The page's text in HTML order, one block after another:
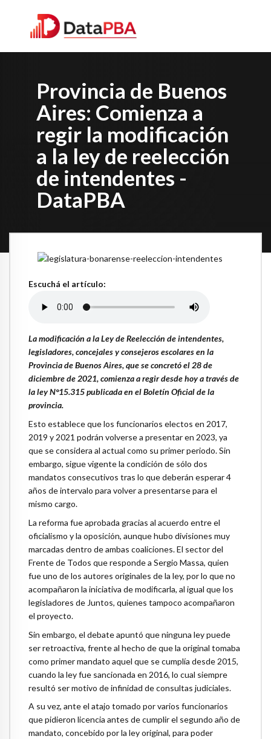
Provincia de Buenos
Aires: Comienza a
regir la modificación
a la ley de reelección
de intendentes -
DataPBA
Escuchá el artículo:
La modificación a la Ley de Reelección de intendentes,
legisladores, concejales y consejeros escolares en la
Provincia de Buenos Aires, que se concretó el 28 de
diciembre de 2021, comienza a regir desde hoy a través de
la ley N°15.315 publicada en el Boletín Oficial de la
provincia.
Esto establece que los funcionarios electos en 2017,
2019 y 2021 podrán volverse a presentar en 2023, ya
que se considera al actual como su primer periodo. Sin
embargo, sigue vigente la condición de sólo dos
mandatos consecutivos tras lo que deberán esperar 4
años de intervalo para volver a presentarse para el
mismo cargo.
La reforma fue aprobada gracias al acuerdo entre el
oficialismo y la oposición, aunque hubo divisiones muy
marcadas dentro de ambas coaliciones. El sector del
Frente de Todos que responde a Sergio Massa, quien
fue uno de los autores originales de la ley, por lo que no
acompañaron la iniciativa de modificarla, al igual que los
legisladores de Juntos, quienes tampoco acompañaron
el proyecto.
Sin embargo, el debate apuntó que ninguna ley puede
ser retroactiva, frente al hecho de que la original tomaba
como primer mandato aquel que se cumplía desde 2015,
cuando la ley fue sancionada en 2016, lo cual siempre
resultó ser motivo de infinidad de consultas judiciales.
A su vez, ante el atajo tomado por varios funcionarios
que pidieron licencia antes de cumplir el segundo año de
mandato, concebido por la ley original, para poder